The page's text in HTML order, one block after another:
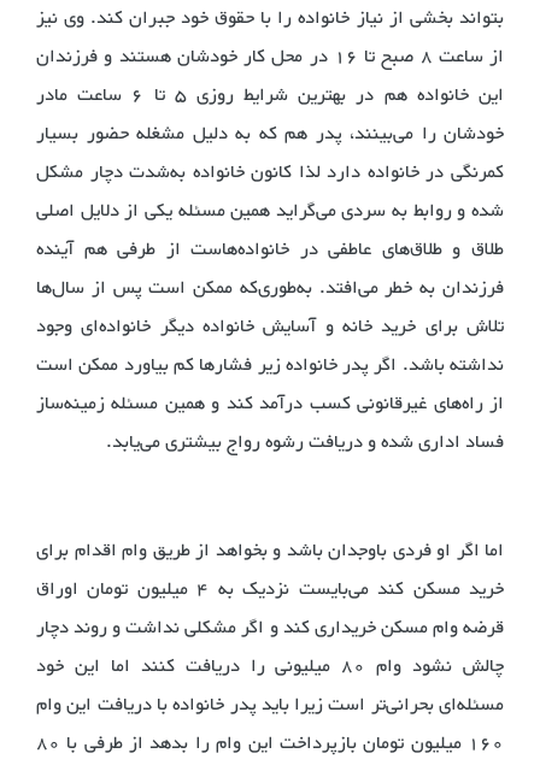
بتواند بخشی از نیاز خانواده را با حقوق خود جبران کند. وی نیز
از ساعت 8 صبح تا 16 در محل کار خودشان هستند و فرزندان
این خانواده هم در بهترین شرایط روزی 5 تا 6 ساعت مادر
خودشان را می‌بینند، پدر هم که به دلیل مشغله حضور بسیار
کمرنگی در خانواده دارد لذا کانون خانواده به‌شدت دچار مشکل
شده و روابط به سردی می‌گراید همین مسئله یکی از دلایل اصلی
طلاق و طلاق‌های عاطفی در خانواده‌هاست از طرفی هم آینده
فرزندان به خطر می‌افتد. به‌طوری‌که ممکن است پس از سال‌ها
تلاش برای خرید خانه و آسایش خانواده دیگر خانواده‌ای وجود
نداشته باشد. اگر پدر خانواده زیر فشارها کم بیاورد ممکن است
از راه‌های غیرقانونی کسب درآمد کند و همین مسئله زمینه‌ساز
فساد اداری شده و دریافت رشوه رواج بیشتری می‌یابد.
اما اگر او فردی باوجدان باشد و بخواهد از طریق وام اقدام برای
خرید مسکن کند می‌بایست نزدیک به 4 میلیون تومان اوراق
قرضه وام مسکن خریداری کند و اگر مشکلی نداشت و روند دچار
چالش نشود وام 80 میلیونی را دریافت کنند اما این خود
مسئله‌ای بحرانی‌تر است زیرا باید پدر خانواده با دریافت این وام
160 میلیون تومان بازپرداخت این وام را بدهد از طرفی با 80